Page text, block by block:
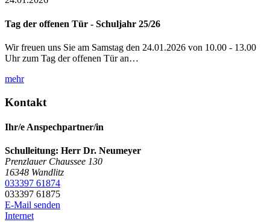
Tag der offenen Tür - Schuljahr 25/26
Wir freuen uns Sie am Samstag den 24.01.2026 von 10.00 - 13.00
Uhr zum Tag der offenen Tür an…
mehr
Kontakt
Ihr/e Anspechpartner/in
Schulleitung: Herr Dr. Neumeyer
Prenzlauer Chaussee 130
16348 Wandlitz
033397 61874
033397 61875
E-Mail senden
Internet